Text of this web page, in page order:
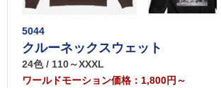
5044
クルーネックスウェット
24色 / 110～XXXL
ワールドモーション価格：1,800円～